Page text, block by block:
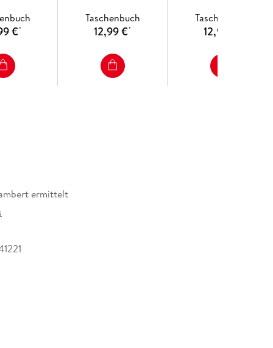
Exemplaren eine der erfolgreichsten
€*
Taschenbuch
12,99 €*
Taschenbuch
12,99 €
ermittelt